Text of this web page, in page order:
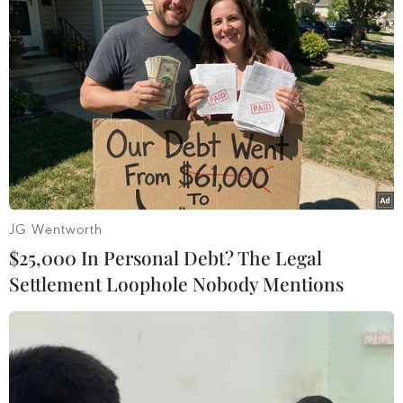
#Ethiopia
#Lái xe bị bắt giữ
JG Wentworth
$25,000 In Personal Debt? The Legal
Settlement Loophole Nobody Mentions